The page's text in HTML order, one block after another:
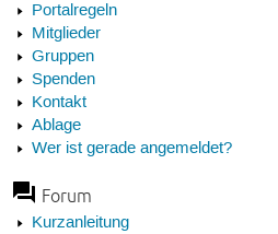
Portalregeln
Mitglieder
Gruppen
Spenden
Kontakt
Ablage
Wer ist gerade angemeldet?
Forum
Kurzanleitung